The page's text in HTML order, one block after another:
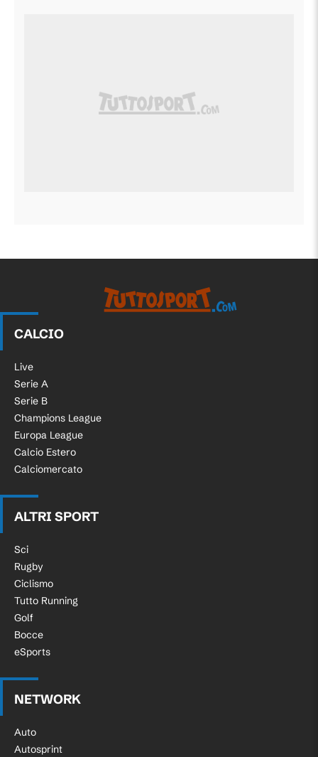
CALCIO
Live
Serie A
Serie B
Champions League
Europa League
Calcio Estero
Calciomercato
ALTRI SPORT
Sci
Rugby
Ciclismo
Tutto Running
Golf
Bocce
eSports
NETWORK
Auto
Autosprint